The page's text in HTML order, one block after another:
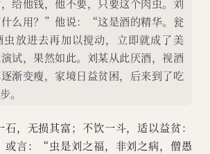
给他钱，他不要，只要这个肉虫。刘
么用？”他说：“这是酒的精华。瓮
虫放进去再加以搅动，立即就成了美
试，果然如此。刘某从此厌酒，视酒
渐变瘦，家境日益贫困，后来到了吃
。
，无损其富；不饮一斗，适以益贫：
或言：“虫是刘之福，非刘之病，僧愚